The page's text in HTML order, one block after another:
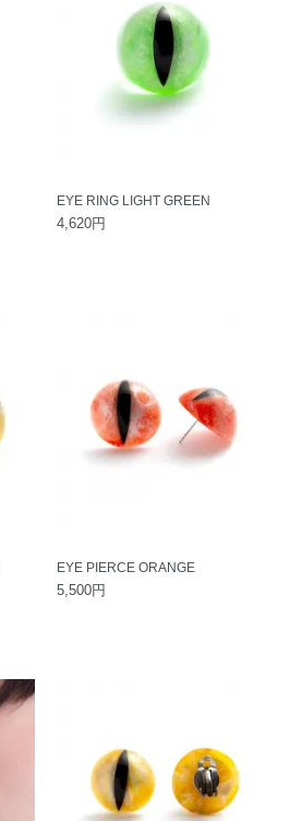
EYE RING LIGHT GREEN
4,620円
EYE PIERCE ORANGE
5,500円